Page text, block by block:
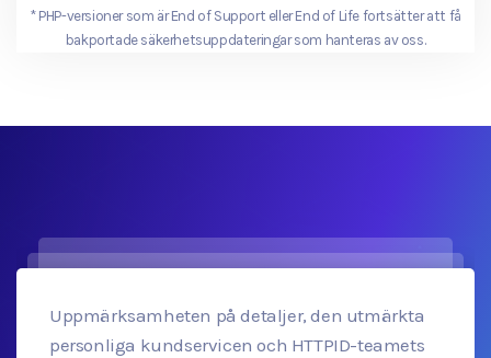
* PHP-versioner som är End of Support eller End of Life fortsätter att få
bakportade säkerhetsuppdateringar som hanteras av oss.
Uppmärksamheten på detaljer, den utmärkta
personliga kundservicen och HTTPID-teamets